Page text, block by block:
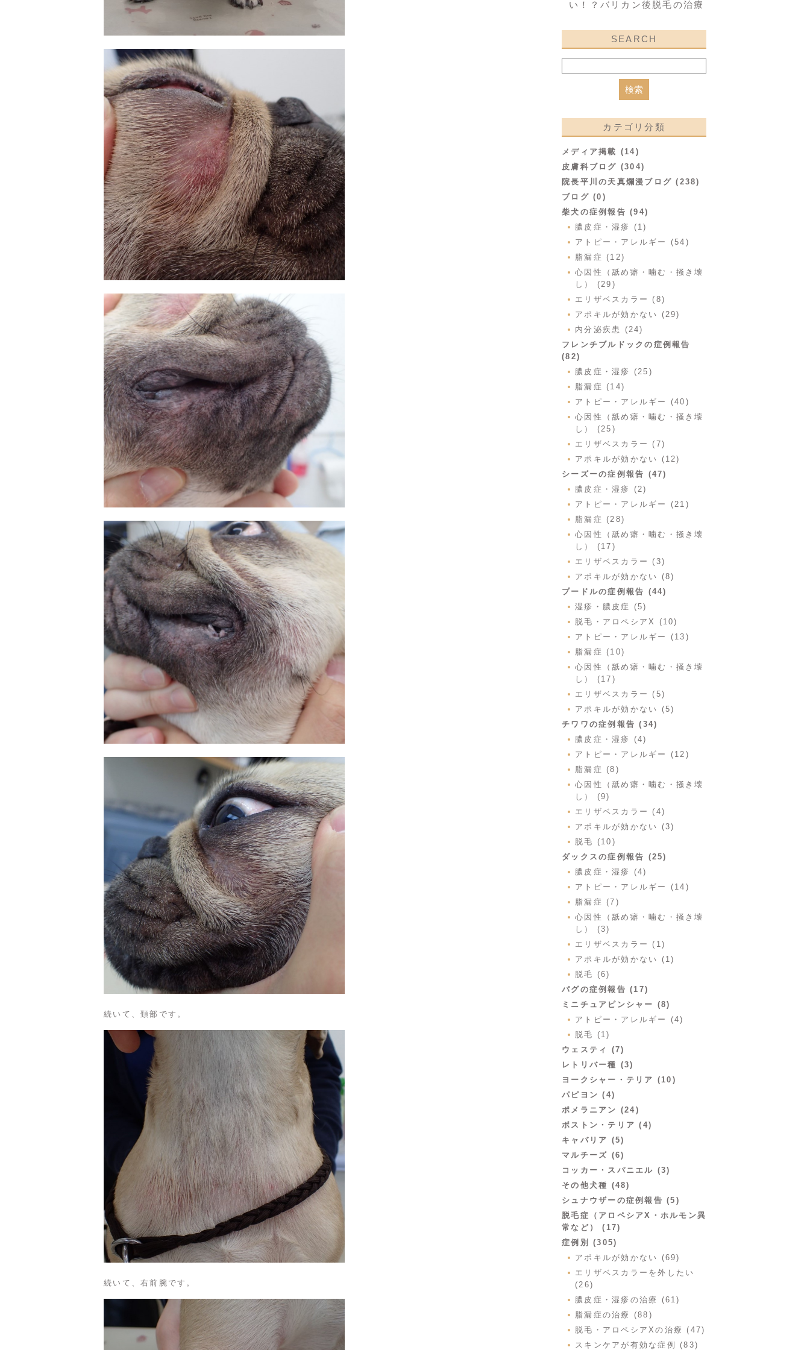
続いて、頚部です。
続いて、右前腕です。
い！？バリカン後脱毛の治療
SEARCH
カテゴリ分類
メディア掲載 (14)
皮膚科ブログ (304)
院長平川の天真爛漫ブログ (238)
ブログ (0)
柴犬の症例報告 (94)
膿皮症・湿疹 (1)
アトピー・アレルギー (54)
脂漏症 (12)
心因性（舐め癖・噛む・掻き壊
し） (29)
エリザベスカラー (8)
アポキルが効かない (29)
内分泌疾患 (24)
フレンチブルドックの症例報告
(82)
膿皮症・湿疹 (25)
脂漏症 (14)
アトピー・アレルギー (40)
心因性（舐め癖・噛む・掻き壊
し） (25)
エリザベスカラー (7)
アポキルが効かない (12)
シーズーの症例報告 (47)
膿皮症・湿疹 (2)
アトピー・アレルギー (21)
脂漏症 (28)
心因性（舐め癖・噛む・掻き壊
し） (17)
エリザベスカラー (3)
アポキルが効かない (8)
プードルの症例報告 (44)
湿疹・膿皮症 (5)
脱毛・アロペシアX (10)
アトピー・アレルギー (13)
脂漏症 (10)
心因性（舐め癖・噛む・掻き壊
し） (17)
エリザベスカラー (5)
アポキルが効かない (5)
チワワの症例報告 (34)
膿皮症・湿疹 (4)
アトピー・アレルギー (12)
脂漏症 (8)
心因性（舐め癖・噛む・掻き壊
し） (9)
エリザベスカラー (4)
アポキルが効かない (3)
脱毛 (10)
ダックスの症例報告 (25)
膿皮症・湿疹 (4)
アトピー・アレルギー (14)
脂漏症 (7)
心因性（舐め癖・噛む・掻き壊
し） (3)
エリザベスカラー (1)
アポキルが効かない (1)
脱毛 (6)
パグの症例報告 (17)
ミニチュアピンシャー (8)
アトピー・アレルギー (4)
脱毛 (1)
ウェスティ (7)
レトリバー種 (3)
ヨークシャー・テリア (10)
パピヨン (4)
ポメラニアン (24)
ボストン・テリア (4)
キャバリア (5)
マルチーズ (6)
コッカー・スパニエル (3)
その他犬種 (48)
シュナウザーの症例報告 (5)
脱毛症（アロペシアX・ホルモン異
常など） (17)
症例別 (305)
アポキルが効かない (69)
エリザベスカラーを外したい
(26)
膿皮症・湿疹の治療 (61)
脂漏症の治療 (88)
脱毛・アロペシアXの治療 (47)
スキンケアが有効な症例 (83)